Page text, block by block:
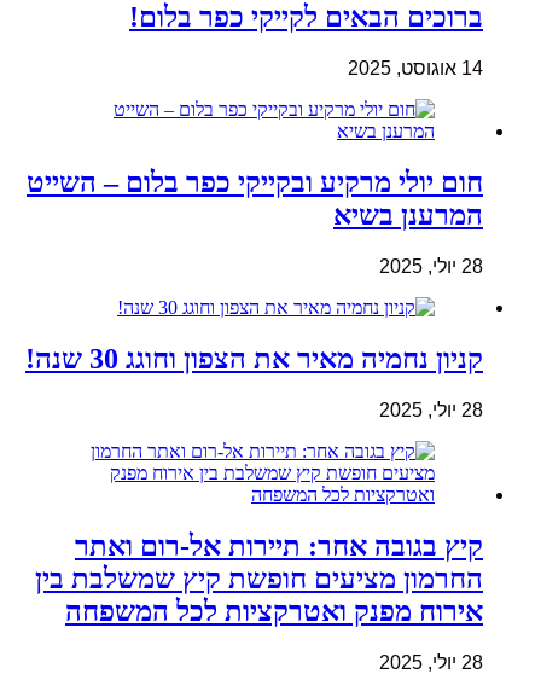
ברוכים הבאים לקייקי כפר בלום!
14 אוגוסט, 2025
חום יולי מרקיע ובקייקי כפר בלום – השייט
המרענן בשיא
28 יולי, 2025
קניון נחמיה מאיר את הצפון וחוגג 30 שנה!
28 יולי, 2025
קיץ בגובה אחר: תיירות אל-רום ואתר
החרמון מציעים חופשת קיץ שמשלבת בין
אירוח מפנק ואטרקציות לכל המשפחה
28 יולי, 2025